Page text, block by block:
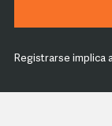
Registrarse implica